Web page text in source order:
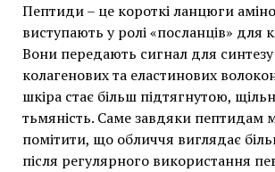
Пептиди – це короткі ланцюги
виступають у ролі «посланців» для
Вони передають сигнал для
колагенових та еластинових
шкіра стає більш підтягнутою,
тьмяність. Саме завдяки пептидам
помітити, що обличчя виглядає
після регулярного використання